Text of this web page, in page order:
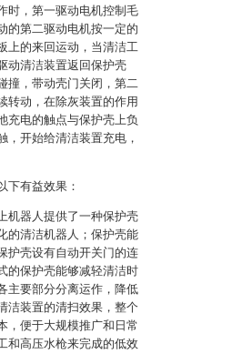
时，第一驱动电机控制毛
的第二驱动电机按一定的
上的来回运动，当清洁工
动清洁装置返回保护壳
撞，带动壳门关闭，第二
转动，在除灰装置的作用
充电的触点与保护壳上负
，开始给清洁装置充电，
下有益效果：
机器人提供了一种保护壳
的清洁机器人；保护壳能
护壳设有自动开关门的连
的保护壳能够减轻清洁时
主要部分分离运作，降低
洁装置的清扫效果，整个
，便于大规模推广和日常
和高压水枪来完成的低效